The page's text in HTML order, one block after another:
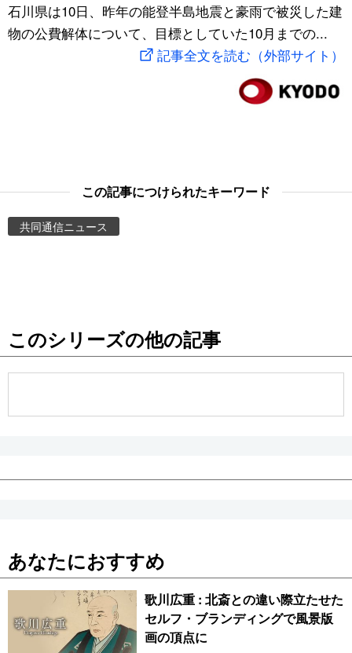
文化
動画/Live
お知らせ
スポーツ・東京2020
石川県は10日、昨年の能登半島地震と豪雨で被災した建
物の公費解体について、目標としていた10月までの...
記事全文を読む（外部サイト）
この記事につけられたキーワード
共同通信ニュース
このシリーズの他の記事
あなたにおすすめ
歌川広重 : 北斎との違い際立たせた
セルフ・ブランディングで風景版
画の頂点に